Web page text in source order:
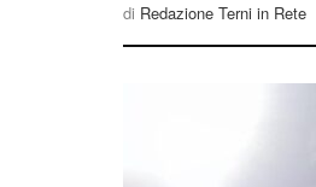
di Redazione Terni in Rete